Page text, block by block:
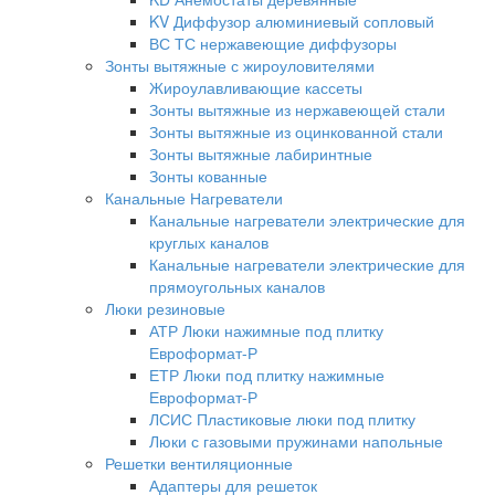
KV Диффузор алюминиевый сопловый
ВС ТС нержавеющие диффузоры
Зонты вытяжные с жироуловителями
Жироулавливающие кассеты
Зонты вытяжные из нержавеющей стали
Зонты вытяжные из оцинкованной стали
Зонты вытяжные лабиринтные
Зонты кованные
Канальные Нагреватели
Канальные нагреватели электрические для
круглых каналов
Канальные нагреватели электрические для
прямоугольных каналов
Люки резиновые
АТР Люки нажимные под плитку
Евроформат-Р
ЕТР Люки под плитку нажимные
Евроформат-Р
ЛСИС Пластиковые люки под плитку
Люки с газовыми пружинами напольные
Решетки вентиляционные
Адаптеры для решеток